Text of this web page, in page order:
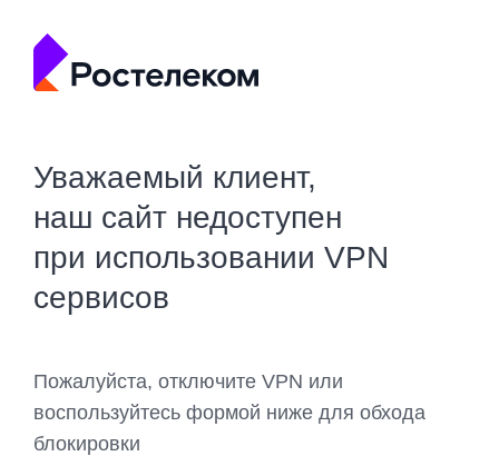
Уважаемый клиент,
наш сайт недоступен
при использовании VPN
сервисов
Пожалуйста, отключите VPN или
воспользуйтесь формой ниже для обхода
блокировки